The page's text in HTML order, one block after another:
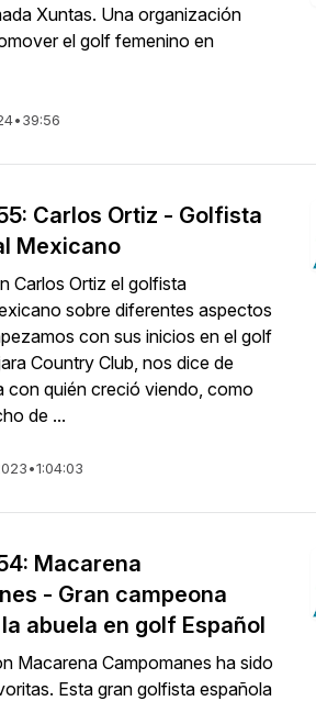
Xuntas. Una organización
el golf femenino en
•39:56
55: Carlos Ortiz - Golfista
Mexicano
Carlos Ortiz el golfista
sobre diferentes aspectos
con sus inicios en el golf
Country Club, nos dice de
con quién creció viendo, como
de ...
•1:04:03
Macarena
- Gran campeona
abuela en golf Español
Macarena Campomanes ha sido
Esta gran golfista española